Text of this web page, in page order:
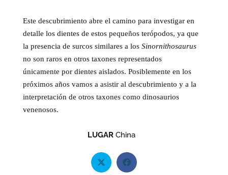
Este descubrimiento abre el camino para investigar en
detalle los dientes de estos pequeños terópodos, ya que
la presencia de surcos similares a los Sinornithosaurus
no son raros en otros taxones representados
únicamente por dientes aislados. Posiblemente en los
próximos años vamos a asistir al descubrimiento y a la
interpretación de otros taxones como dinosaurios
venenosos.
LUGARChina